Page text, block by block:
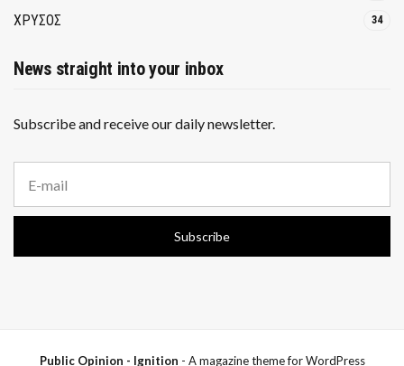
ΧΡΥΣΟΣ 34
News straight into your inbox
Subscribe and receive our daily newsletter.
a
i
a
Subscribe
Public Opinion - Ignition - A magazine theme for WordPress